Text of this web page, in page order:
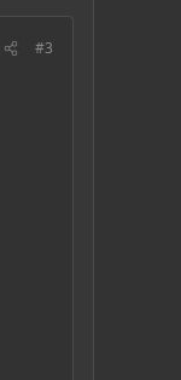
#3